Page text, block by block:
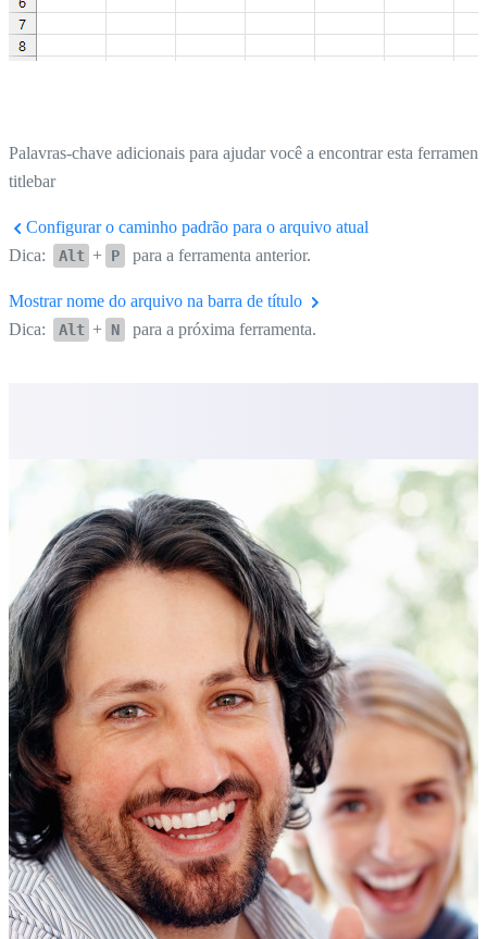
Palavras-chave adicionais para ajudar você a encontrar esta
titlebar
Configurar o caminho padrão para o arquivo atual
Dica:
Alt + P para a ferramenta anterior.
Mostrar nome do arquivo na barra de título
Dica:
Alt + N para a próxima ferramenta.